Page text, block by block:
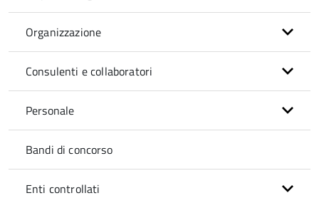
Organizzazione
Consulenti e collaboratori
Personale
Bandi di concorso
Enti controllati